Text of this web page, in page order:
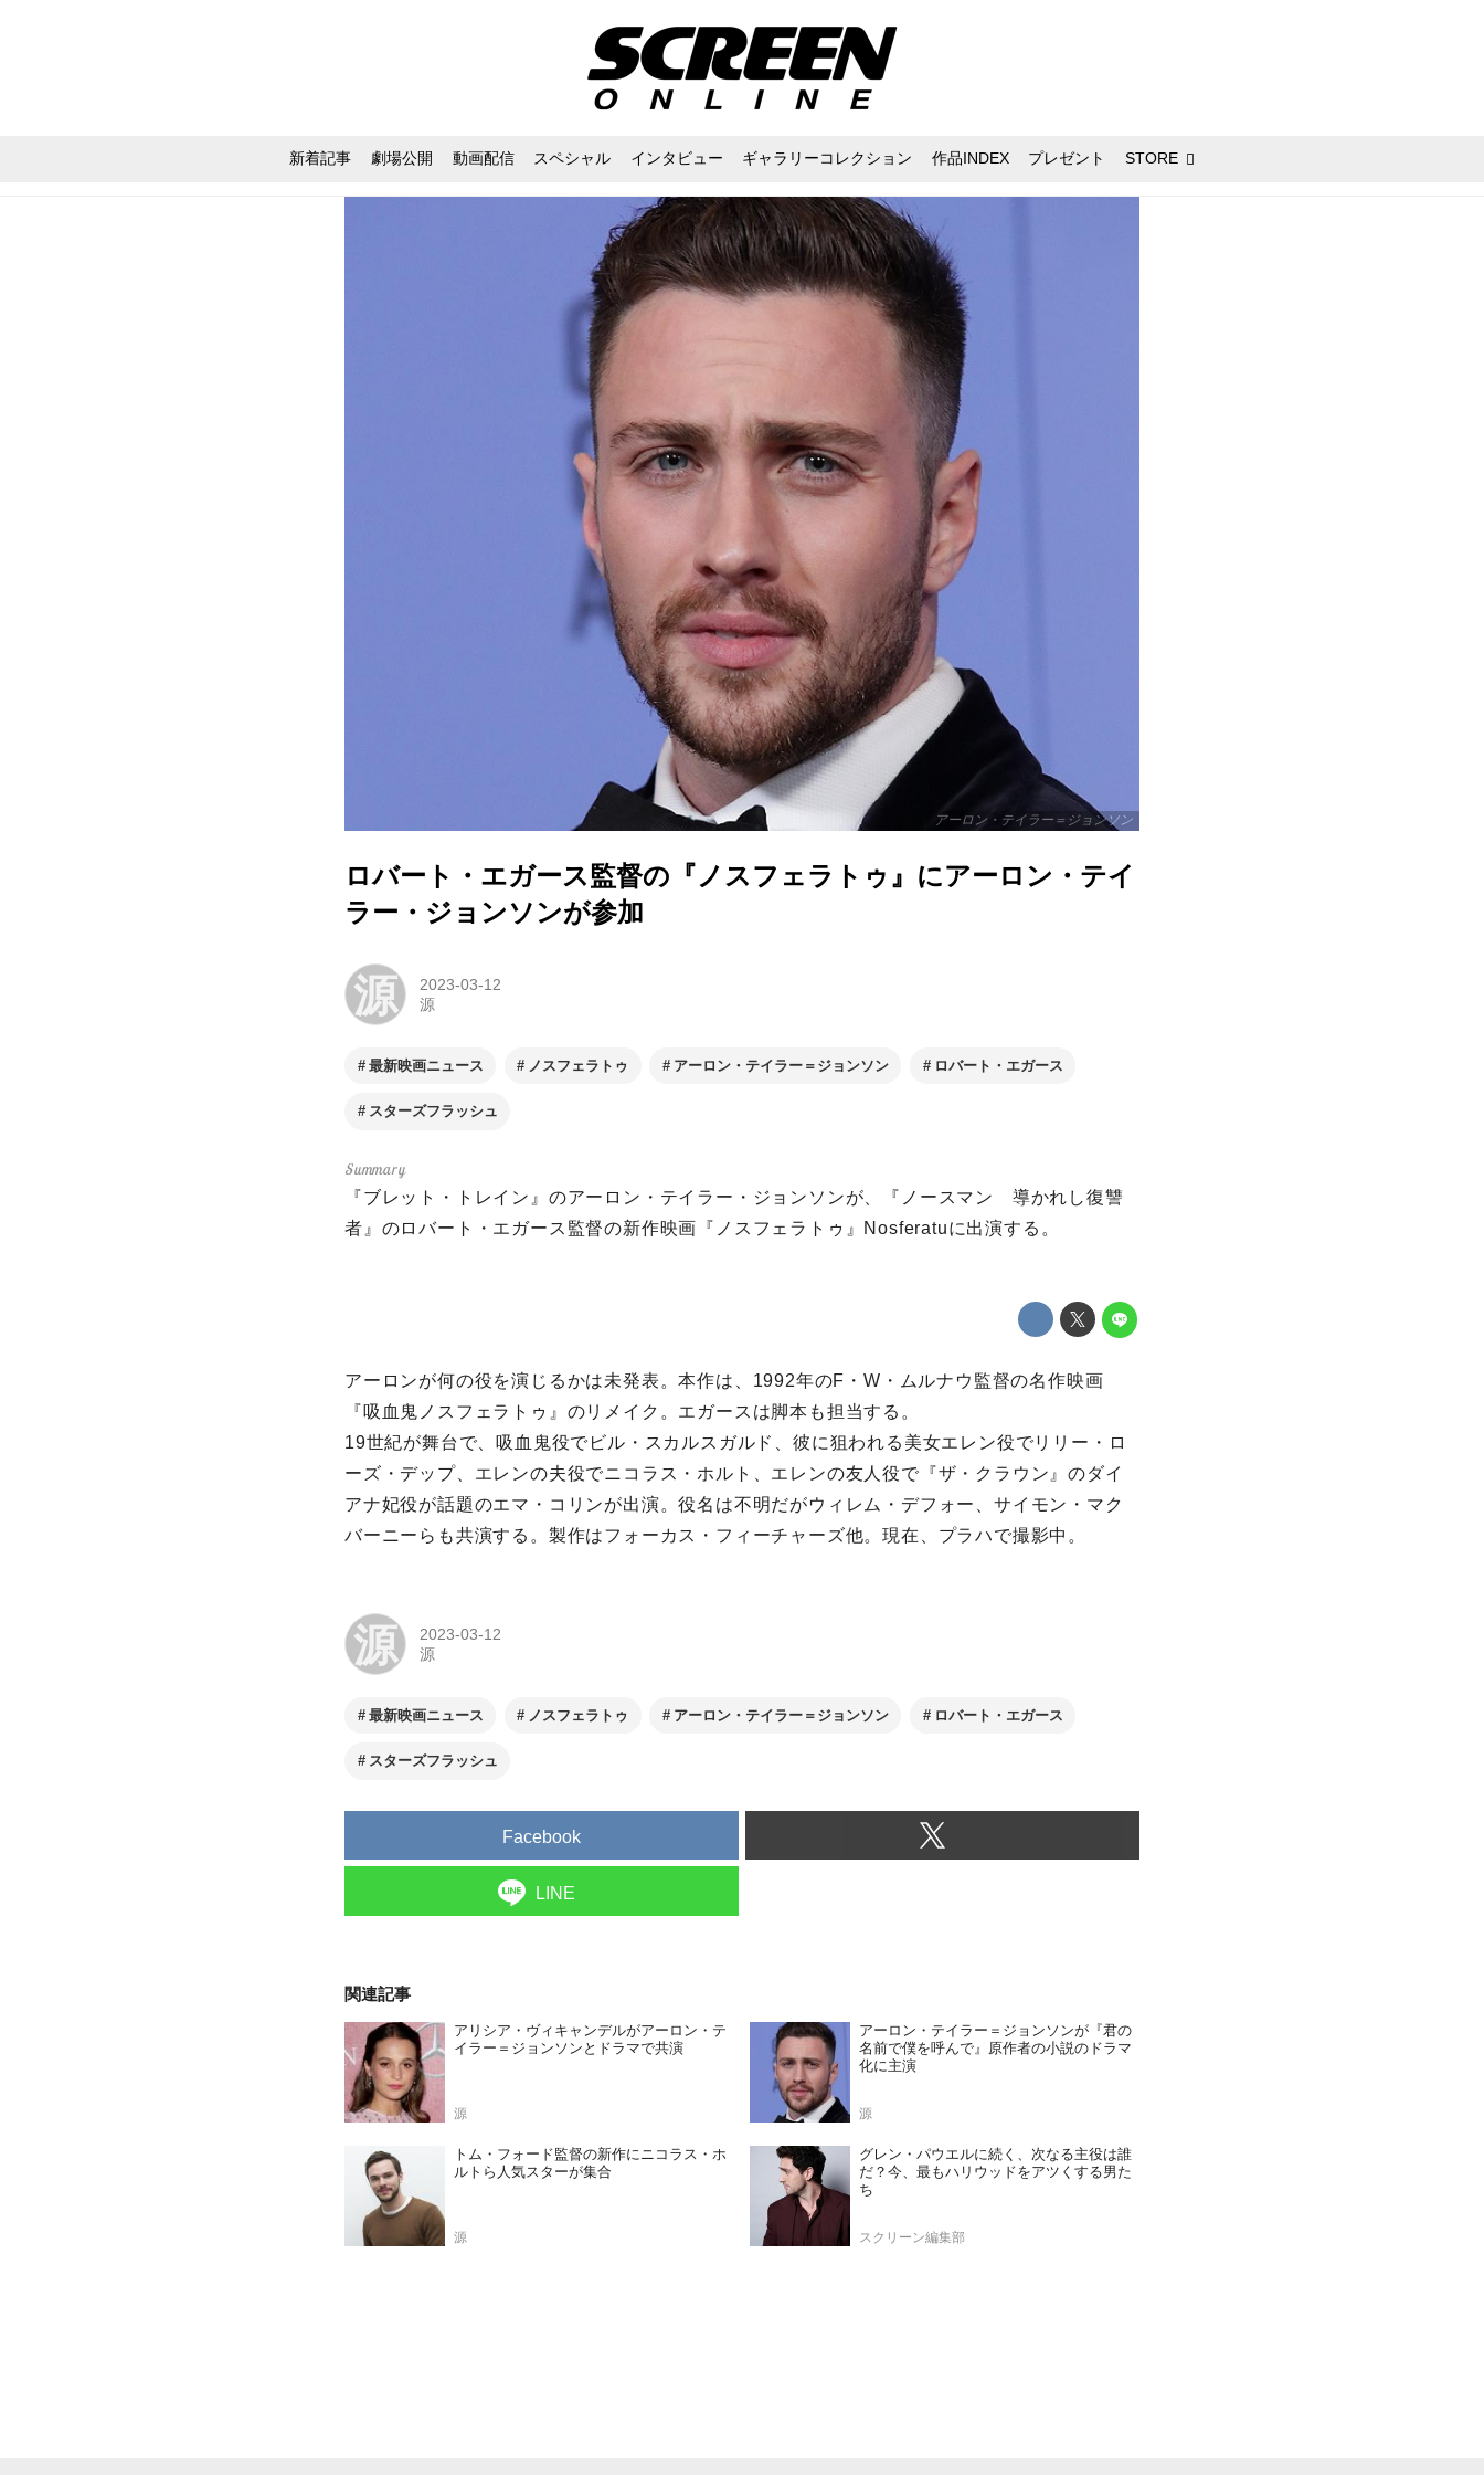
新着記事 劇場公開 動画配信 スペシャル インタビュー ギャラリーコレクション 作品INDEX プレゼント STORE
アーロン・テイラー＝ジョンソン
ロバート・エガース監督の『ノスフェラトゥ』にアーロン・テイ
ラー・ジョンソンが参加
源
2023-03-12
源
最新映画ニュース ノスフェラトゥ アーロン・テイラー＝ジョンソン ロバート・エガース
スターズフラッシュ
『ブレット・トレイン』のアーロン・テイラー・ジョンソンが、『ノースマン 導かれし復讐
者』のロバート・エガース監督の新作映画『ノスフェラトゥ』Nosferatuに出演する。
アーロンが何の役を演じるかは未発表。本作は、1992年のF・W・ムルナウ監督の名作映画
『吸血鬼ノスフェラトゥ』のリメイク。エガースは脚本も担当する。
19世紀が舞台で、吸血鬼役でビル・スカルスガルド、彼に狙われる美女エレン役でリリー・ロ
ーズ・デップ、エレンの夫役でニコラス・ホルト、エレンの友人役で『ザ・クラウン』のダイ
アナ妃役が話題のエマ・コリンが出演。役名は不明だがウィレム・デフォー、サイモン・マク
バーニーらも共演する。製作はフォーカス・フィーチャーズ他。現在、プラハで撮影中。
源
2023-03-12
源
最新映画ニュース ノスフェラトゥ アーロン・テイラー＝ジョンソン ロバート・エガース
スターズフラッシュ
Facebook
LINE
関連記事
アリシア・ヴィキャンデルがアーロン・テ
イラー＝ジョンソンとドラマで共演
源
アーロン・テイラー＝ジョンソンが『君の
名前で僕を呼んで』原作者の小説のドラマ
化に主演
源
トム・フォード監督の新作にニコラス・ホ
ルトら人気スターが集合
源
グレン・パウエルに続く、次なる主役は誰
だ？今、最もハリウッドをアツくする男た
ち
スクリーン編集部